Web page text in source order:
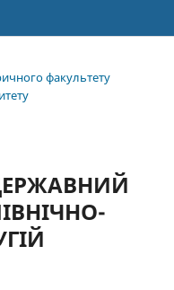
факультету